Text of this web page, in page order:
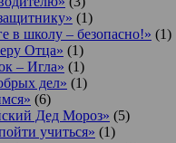
(1)
в школу – безопасно!» (1)
Отца» (1)
‒ Игла» (1)
дел» (1)
(6)
Дед Мороз» (5)
учиться» (1)